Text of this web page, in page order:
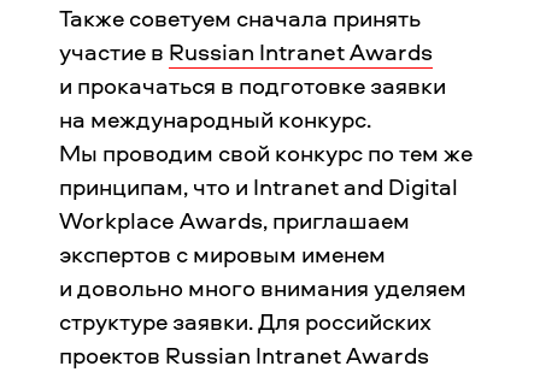
Также советуем сначала принять
участие в Russian Intranet Awards
и прокачаться в подготовке заявки
на международный конкурс.
Мы проводим свой конкурс по тем же
принципам, что и Intranet and Digital
Workplace Awards, приглашаем
экспертов с мировым именем
и довольно много внимания уделяем
структуре заявки. Для российских
проектов Russian Intranet Awards